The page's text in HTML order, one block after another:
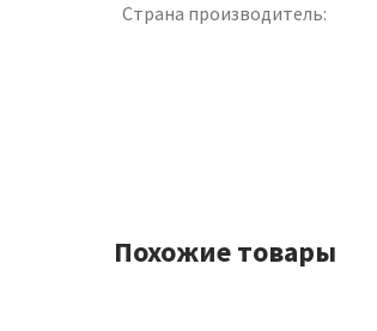
Страна производитель:
Похожие товары